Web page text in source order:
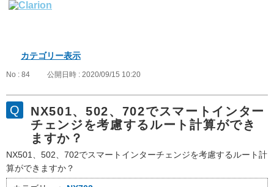
カテゴリー表示
No : 84 公開日時 : 2020/09/15 10:20
NX501、502、702でスマートインター
チェンジを考慮するルート計算ができ
ますか？
NX501、502、702でスマートインターチェンジを考慮するルート計
算ができますか？